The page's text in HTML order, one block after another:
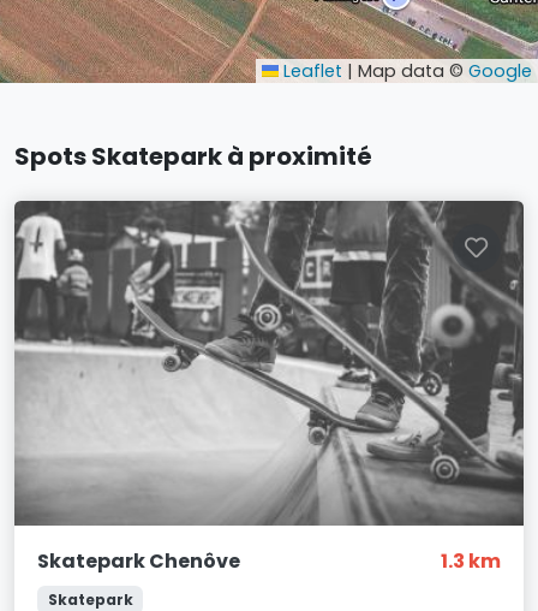
Leaflet | Map data © Google
Spots Skatepark à proximité
Skatepark Chenôve 1.3 km
Skatepark